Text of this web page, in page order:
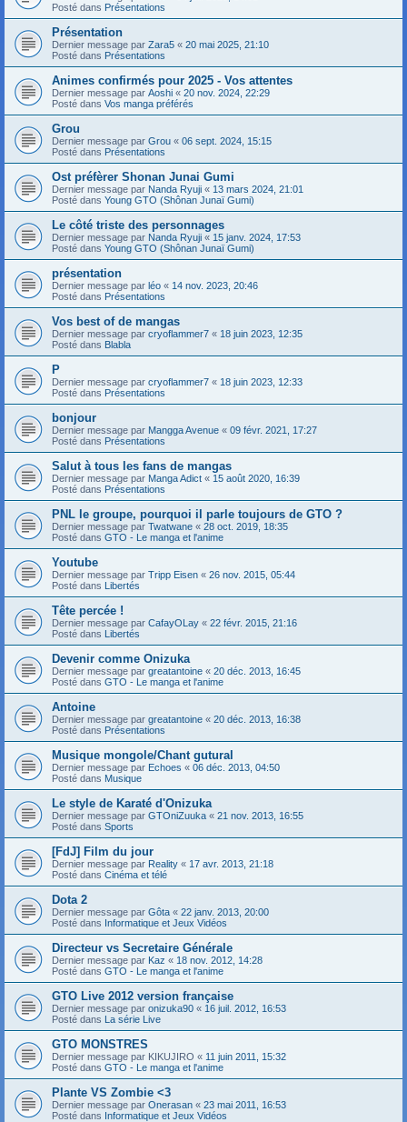
Posté dans Présentations
Présentation
Dernier message par Zara5 « 20 mai 2025, 21:10
Posté dans Présentations
Animes confirmés pour 2025 - Vos attentes
Dernier message par Aoshi « 20 nov. 2024, 22:29
Posté dans Vos manga préférés
Grou
Dernier message par Grou « 06 sept. 2024, 15:15
Posté dans Présentations
Ost préfèrer Shonan Junai Gumi
Dernier message par Nanda Ryuji « 13 mars 2024, 21:01
Posté dans Young GTO (Shônan Junaï Gumi)
Le côté triste des personnages
Dernier message par Nanda Ryuji « 15 janv. 2024, 17:53
Posté dans Young GTO (Shônan Junaï Gumi)
présentation
Dernier message par léo « 14 nov. 2023, 20:46
Posté dans Présentations
Vos best of de mangas
Dernier message par cryoflammer7 « 18 juin 2023, 12:35
Posté dans Blabla
P
Dernier message par cryoflammer7 « 18 juin 2023, 12:33
Posté dans Présentations
bonjour
Dernier message par Mangga Avenue « 09 févr. 2021, 17:27
Posté dans Présentations
Salut à tous les fans de mangas
Dernier message par Manga Adict « 15 août 2020, 16:39
Posté dans Présentations
PNL le groupe, pourquoi il parle toujours de GTO ?
Dernier message par Twatwane « 28 oct. 2019, 18:35
Posté dans GTO - Le manga et l'anime
Youtube
Dernier message par Tripp Eisen « 26 nov. 2015, 05:44
Posté dans Libertés
Tête percée !
Dernier message par CafayOLay « 22 févr. 2015, 21:16
Posté dans Libertés
Devenir comme Onizuka
Dernier message par greatantoine « 20 déc. 2013, 16:45
Posté dans GTO - Le manga et l'anime
Antoine
Dernier message par greatantoine « 20 déc. 2013, 16:38
Posté dans Présentations
Musique mongole/Chant gutural
Dernier message par Echoes « 06 déc. 2013, 04:50
Posté dans Musique
Le style de Karaté d'Onizuka
Dernier message par GTOniZuuka « 21 nov. 2013, 16:55
Posté dans Sports
[FdJ] Film du jour
Dernier message par Reality « 17 avr. 2013, 21:18
Posté dans Cinéma et télé
Dota 2
Dernier message par Gôta « 22 janv. 2013, 20:00
Posté dans Informatique et Jeux Vidéos
Directeur vs Secretaire Générale
Dernier message par Kaz « 18 nov. 2012, 14:28
Posté dans GTO - Le manga et l'anime
GTO Live 2012 version française
Dernier message par onizuka90 « 16 juil. 2012, 16:53
Posté dans La série Live
GTO MONSTRES
Dernier message par KIKUJIRO « 11 juin 2011, 15:32
Posté dans GTO - Le manga et l'anime
Plante VS Zombie <3
Dernier message par Onerasan « 23 mai 2011, 16:53
Posté dans Informatique et Jeux Vidéos